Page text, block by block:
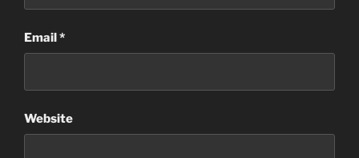
Email*
Website